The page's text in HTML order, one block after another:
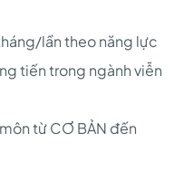
lần theo năng lực
tiến trong ngành viễn
từ CƠ BẢN đến